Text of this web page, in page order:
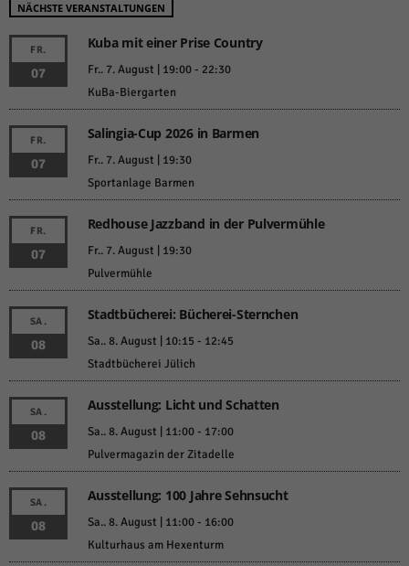
NÄCHSTE VERANSTALTUNGEN
FR.
07
Kuba mit einer Prise Country
Fr.. 7. August | 19:00- 22:30
KuBa-Biergarten
FR.
07
Salingia-Cup 2026 in Barmen
Fr.. 7. August | 19:30
Sportanlage Barmen
FR.
07
Redhouse Jazzband in der Pulvermühle
Fr.. 7. August | 19:30
Pulvermühle
SA.
08
Stadtbücherei: Bücherei-Sternchen
Sa.. 8. August | 10:15 - 12:45
Stadtbücherei Jülich
SA.
08
Ausstellung: Licht und Schatten
Sa.. 8. August | 11:00- 17:00
Pulvermagazin der Zitadelle
SA.
08
Ausstellung: 100 Jahre Sehnsucht
Sa.. 8. August | 11:00- 16:00
Kulturhaus am Hexenturm